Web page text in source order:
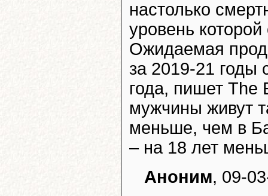
настолько
уровень
Ожидаемая
за 2019-21 годы
года, пишет The
мужчины живут
меньше, чем в
– на 18 лет
Аноним, 09-